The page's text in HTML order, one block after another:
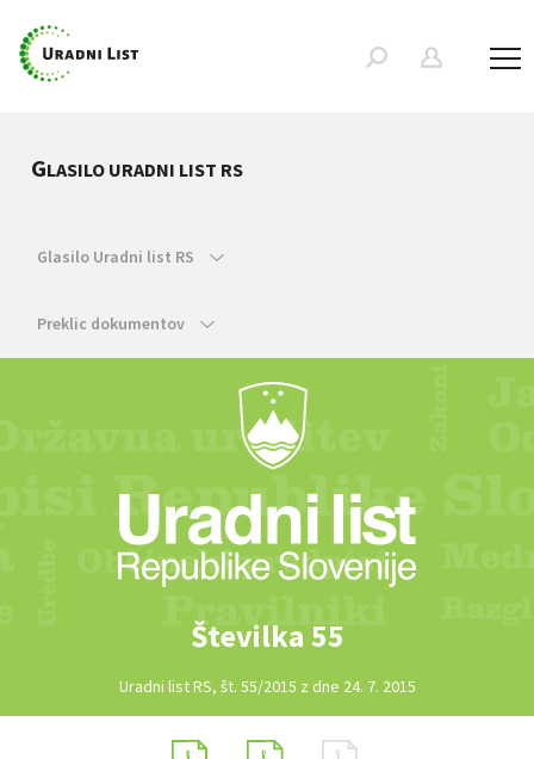
GLASILO URADNI LIST RS
Glasilo Uradni list RS
Preklic dokumentov
Številka 55
Uradni list RS, št. 55/2015 z dne 24. 7. 2015